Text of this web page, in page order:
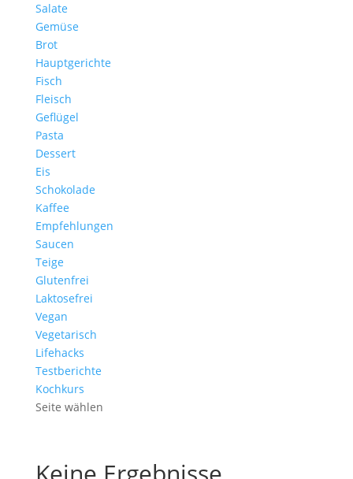
Salate
Gemüse
Brot
Hauptgerichte
Fisch
Fleisch
Geflügel
Pasta
Dessert
Eis
Schokolade
Kaffee
Empfehlungen
Saucen
Teige
Glutenfrei
Laktosefrei
Vegan
Vegetarisch
Lifehacks
Testberichte
Kochkurs
Seite wählen